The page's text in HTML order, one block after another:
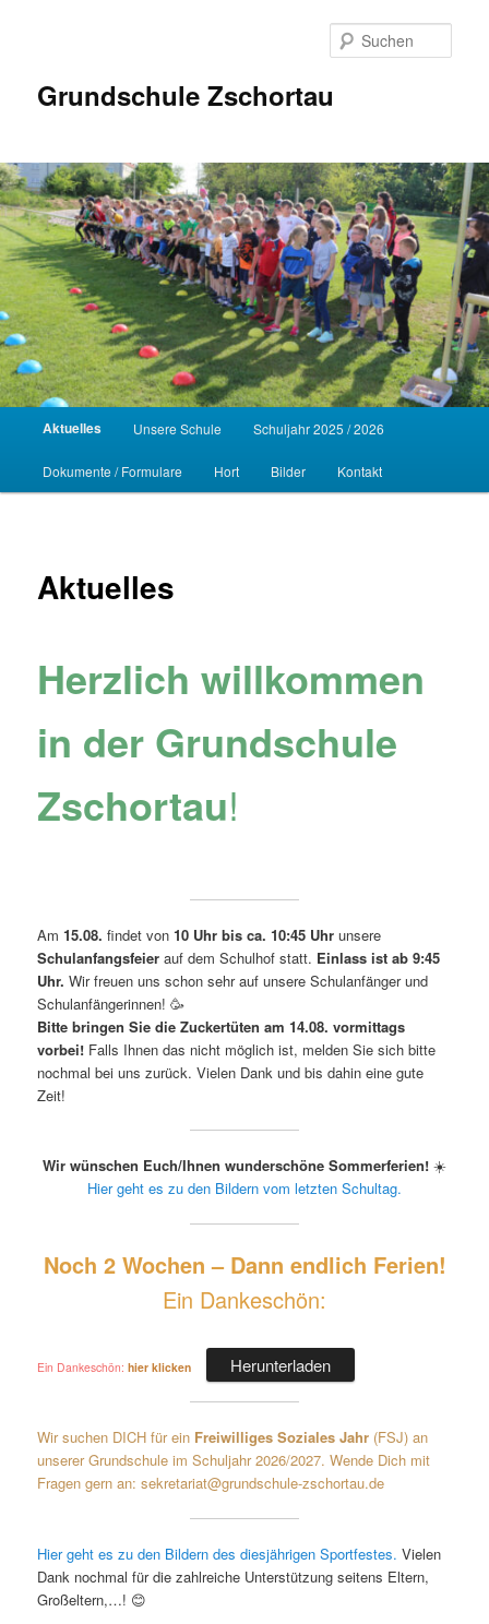
Grundschule Zschortau
HauptmenüAktuelles Unsere Schule Schuljahr 2025 / 2026
Dokumente / Formulare Hort Bilder Kontakt
Aktuelles
Herzlich willkommen
in der Grundschule
Zschortau!
Am15.08.findet von10 Uhr bis ca. 10:45 Uhr unsere
Schulanfangsfeier auf dem Schulhof statt. Einlass ist ab 9:45
Uhr. Wir freuen uns schon sehr auf unsere Schulanfänger und
Schulanfängerinnen! 🥳
Bitte bringen Sie die Zuckertüten am 14.08. vormittags
vorbei! Falls Ihnen das nicht möglich ist, melden Sie sich bitte
nochmal bei uns zurück. Vielen Dank und bis dahin eine gute
Zeit!
Wir wünschen Euch/Ihnen wunderschöne Sommerferien! ☀️
Hier geht es zu den Bildern vom letzten Schultag.
Noch 2 Wochen – Dann endlich Ferien!
Ein Dankeschön:
Ein Dankeschön: hier klicken Herunterladen
Wir suchen DICH für ein Freiwilliges Soziales Jahr (FSJ) an
unserer Grundschule im Schuljahr 2026/2027. Wende Dich mit
Fragen gern an: sekretariat@grundschule-zschortau.de
Hier geht es zu den Bildern des diesjährigen Sportfestes. Vielen
Dank nochmal für die zahlreiche Unterstützung seitens Eltern,
Großeltern,…! 😊